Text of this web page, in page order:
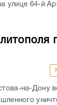
улице 64-й
на-Дону